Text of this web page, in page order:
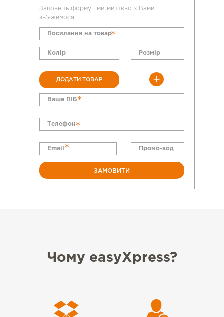
Заповніть форму і ми миттєво з Вами
зв'яжемося
*
ДОДАТИ ТОВАР
+
*
*
*
ЗАМОВИТИ
Чому easyXpress?